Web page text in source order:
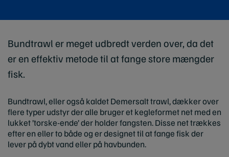
Bundtrawl er meget udbredt verden over, da det
er en effektiv metode til at fange store mængder
fisk.
Bundtrawl, eller også kaldet Demersalt trawl, dækker over
flere typer udstyr der alle bruger et kegleformet net med en
lukket ’torske-ende’ der holder fangsten. Disse net trækkes
efter en eller to både og er designet til at fange fisk der
lever på dybt vand eller på havbunden.